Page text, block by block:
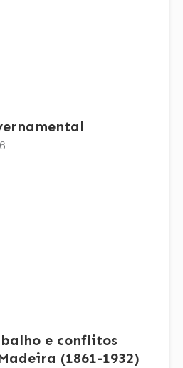
e conflitos
(1861-1932)